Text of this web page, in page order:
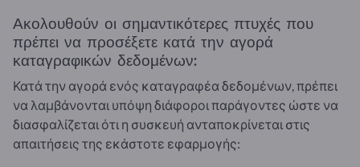
Ακολουθούν οι σημαντικότερες πτυχές που
πρέπει να προσέξετε κατά την αγορά
καταγραφικών δεδομένων:
Κατά την αγορά ενός καταγραφέα δεδομένων, πρέπει
να λαμβάνονται υπόψη διάφοροι παράγοντες ώστε να
διασφαλίζεται ότι η συσκευή ανταποκρίνεται στις
απαιτήσεις της εκάστοτε εφαρμογής: